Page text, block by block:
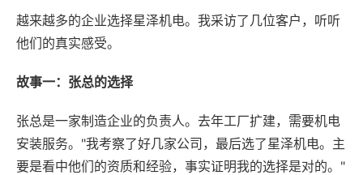
越来越多的企业选择星泽机电。我采访了几位客户，听听
他们的真实感受。
故事一：张总的选择
张总是一家制造企业的负责人。去年工厂扩建，需要机电
安装服务。"我考察了好几家公司，最后选了星泽机电。主
要是看中他们的资质和经验，事实证明我的选择是对的。"